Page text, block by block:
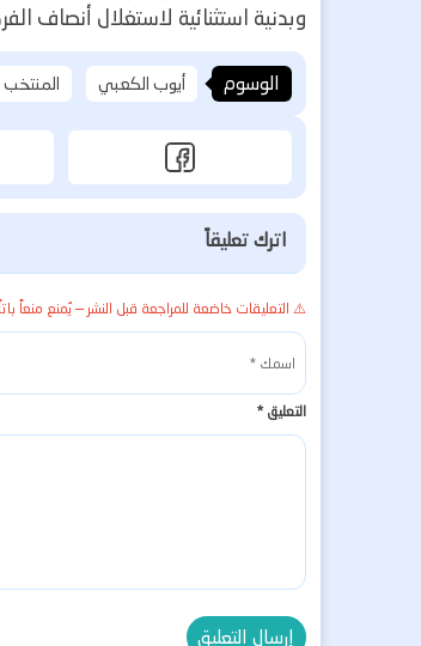
وبدنية استثنائية لاستغلال أنصاف
الوسوم أيوب الكعبي
اترك تعليقاً
⚠️ التعليقات خاضعة للمراجعة قبل النشر — يُمنع منعاً
التعليق*